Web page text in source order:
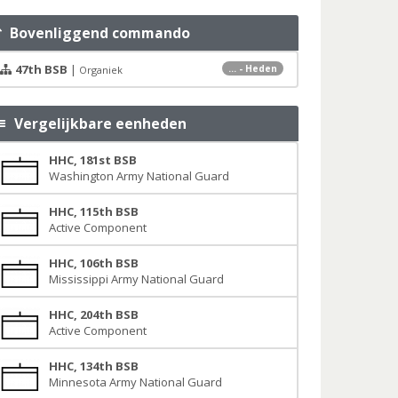
Bovenliggend commando
... - Heden
47th BSB | Organiek
Vergelijkbare eenheden
HHC, 181st BSB
Washington Army National Guard
HHC, 115th BSB
Active Component
HHC, 106th BSB
Mississippi Army National Guard
HHC, 204th BSB
Active Component
HHC, 134th BSB
Minnesota Army National Guard